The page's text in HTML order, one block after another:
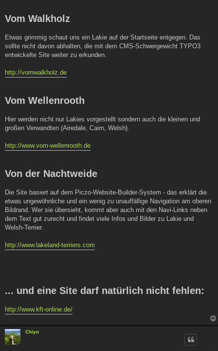
Vom Walkholz
Etwas grimmig schaut uns ein Lakie auf der Startseite entgegen. Das
sollte nicht davon abhalten, die mit dem CMS-Schwergewicht TYPO3
entwickelte Site weiter zu erkunden.
http://vomwalkholz.de
Vom Wellenrooth
Hier werden nicht nur Lakies vorgestellt sondern auch die kleinen und
großen Verwandten (Airedale, Cairn, Welsh).
http://www.vom-wellenrooth.de
Von der Nachtweide
Die Site basiert auf dem Piczo-Website-Builder-System - das erklärt die
etwas ungewöhnliche und ein wenig zu unauffällige Navigation am oberen
Bildrand. Wer sie übersieht, kommt aber auch mit den Navi-Links neben
dem Text gut zurecht und findet viele Infos und Bilder zu Lakie und
Welsh-Terrier.
http://www.lakeland-terriers.com
... und eine Site darf natürlich nicht fehlen:
http://www.kft-online.de/
Chiyo